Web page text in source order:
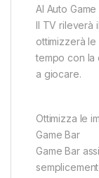
AI Auto
Il TV rileverà
ottimizzerà
tempo con la
a giocare.
Ottimizza le
Game Bar
Game Bar